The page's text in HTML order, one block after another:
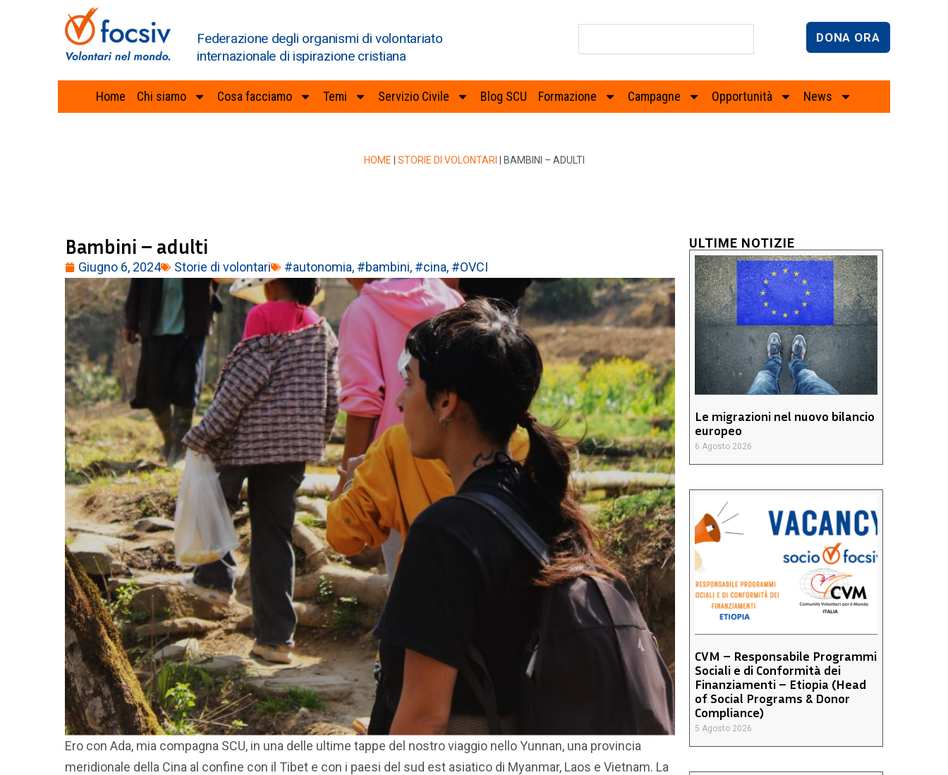
Federazione degli organismi di volontariato
internazionale di ispirazione cristiana
DONA ORA
Home Chi siamo Cosa facciamo Temi Servizio Civile Blog SCU Formazione Campagne Opportunità News
HOME STORIE DI VOLONTARI BAMBINI – ADULTI
Bambini – adulti
Giugno 6, 2024 Storie di volontari #autonomia, #bambini, #cina, #OVCI
Ero con Ada, mia compagna SCU, in una delle ultime tappe del nostro viaggio nello Yunnan, una provincia
meridionale della Cina al confine con il Tibet e con i paesi del sud est asiatico di Myanmar, Laos e Vietnam. La
ULTIME NOTIZIE
Le migrazioni nel nuovo bilancio
europeo
6 Agosto 2026
CVM – Responsabile Programmi
Sociali e di Conformità dei
Finanziamenti – Etiopia (Head
of Social Programs & Donor
Compliance)
5 Agosto 2026